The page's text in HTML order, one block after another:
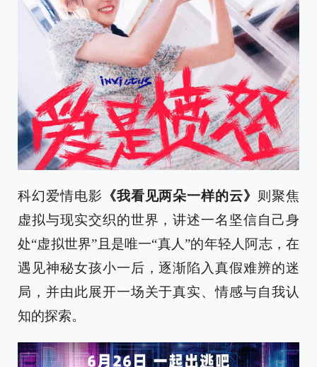
科幻爱情电影 《我看见两朵一样的云》 则聚焦
虚拟与现实交织的世界，讲述一名坚信自己身
处“虚拟世界”且是唯一“真人”的年轻人阿志，在
遇见神秘女孩小一后，逐渐陷入真假难辨的迷
局，并由此展开一场关于真实、情感与自我认
知的探索。